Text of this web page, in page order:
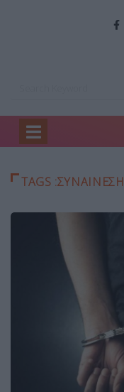
Home
TAGS :ΣΥΝΑΊΝΕΣΗ